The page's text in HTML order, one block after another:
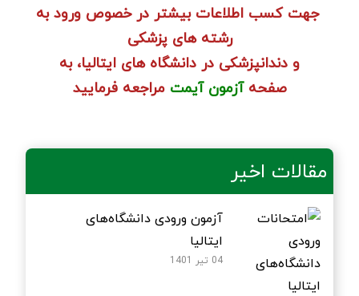
جهت کسب اطلاعات بیشتر در خصوص ورود به
رشته های پزشکی
و دندانپزشکی در دانشگاه های ایتالیا، به
صفحه آزمون آیمت مراجعه فرمایید
مقالات اخیر
آزمون ورودی دانشگاه‌های
ایتالیا
04 تیر 1401